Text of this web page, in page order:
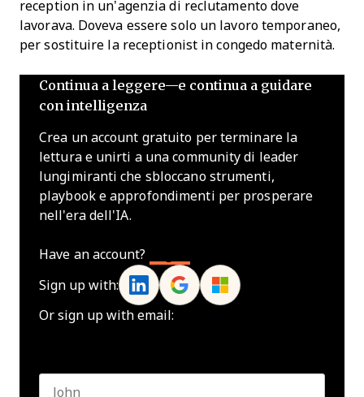
reception in un’agenzia di reclutamento dove
lavorava. Doveva essere solo un lavoro temporaneo,
per sostituire la receptionist in congedo maternità.
Continua a leggere—e continua a guidare
con intelligenza
Crea un account gratuito per terminare la
lettura e unirti a una community di leader
lungimiranti che sbloccano strumenti,
playbook e approfondimenti per prosperare
nell'era dell'IA.
Have an account?
Sign up with:
Or sign up with email: